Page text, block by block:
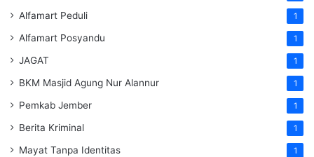
Alfamart Peduli 1
Alfamart Posyandu 1
JAGAT 1
BKM Masjid Agung Nur Alannur 1
Pemkab Jember 1
Berita Kriminal 1
Mayat Tanpa Identitas 1